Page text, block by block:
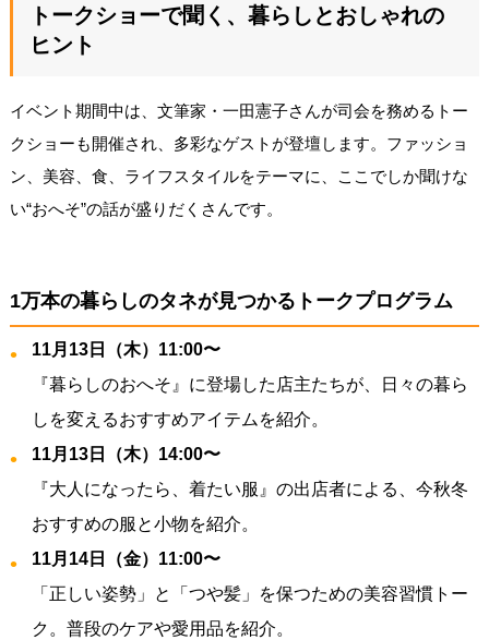
トークショーで聞く、暮らしとおしゃれの
ヒント
イベント期間中は、文筆家・一田憲子さんが司会を務めるトー
クショーも開催され、多彩なゲストが登壇します。ファッショ
ン、美容、食、ライフスタイルをテーマに、ここでしか聞けな
い“おへそ”の話が盛りだくさんです。
1万本の暮らしのタネが見つかるトークプログラム
11月13日（木）11:00〜
『暮らしのおへそ』に登場した店主たちが、日々の暮ら
しを変えるおすすめアイテムを紹介。
11月13日（木）14:00〜
『大人になったら、着たい服』の出店者による、今秋冬
おすすめの服と小物を紹介。
11月14日（金）11:00〜
「正しい姿勢」と「つや髪」を保つための美容習慣トー
ク。普段のケアや愛用品を紹介。